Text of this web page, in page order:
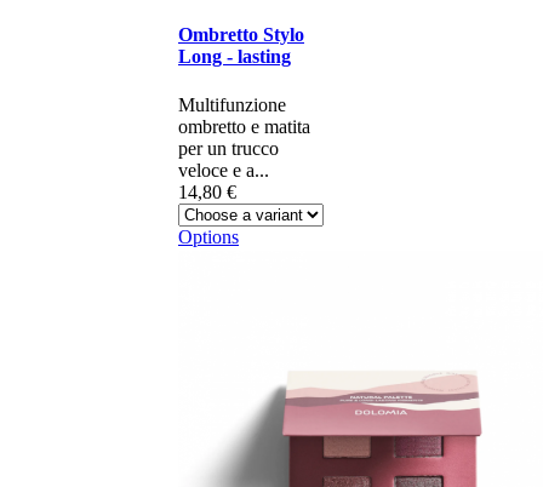
Ombretto Stylo
Long - lasting
Multifunzione
ombretto e matita
per un trucco
veloce e a...
14,80 €
Options